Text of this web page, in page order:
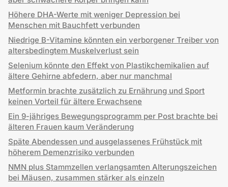
Höhere DHA-Werte mit weniger Depression bei
Menschen mit Bauchfett verbunden
Niedrige B-Vitamine könnten ein verborgener Treiber von
altersbedingtem Muskelverlust sein
Selenium könnte den Effekt von Plastikchemikalien auf
ältere Gehirne abfedern, aber nur manchmal
Metformin brachte zusätzlich zu Ernährung und Sport
keinen Vorteil für ältere Erwachsene
Ein 9-jähriges Bewegungsprogramm per Post brachte bei
älteren Frauen kaum Veränderung
Späte Abendessen und ausgelassenes Frühstück mit
höherem Demenzrisiko verbunden
NMN plus Stammzellen verlangsamten Alterungszeichen
bei Mäusen, zusammen stärker als einzeln